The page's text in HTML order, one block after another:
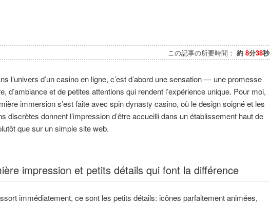
この記事の所要時間： 約 8分38秒
l’univers d’un casino en ligne, c’est d’abord une sensation — une promesse
d’ambiance et de petites attentions qui rendent l’expérience unique. Pour moi,
immersion s’est faite avec spin dynasty casino, où le design soigné et les
discrètes donnent l’impression d’être accueilli dans un établissement haut de
que sur un simple site web.
impression et petits détails qui font la différence
immédiatement, ce sont les petits détails: icônes parfaitement animées,